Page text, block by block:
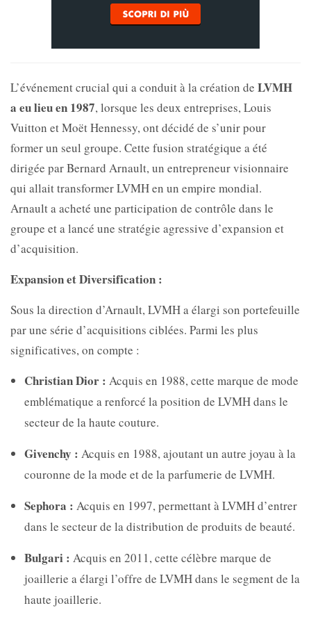
L’événement crucial qui a conduit à la création de LVMH
a eu lieu en 1987, lorsque les deux entreprises, Louis
Vuitton et Moët Hennessy, ont décidé de s’unir pour
former un seul groupe. Cette fusion stratégique a été
dirigée par Bernard Arnault, un entrepreneur visionnaire
qui allait transformer LVMH en un empire mondial.
Arnault a acheté une participation de contrôle dans le
groupe et a lancé une stratégie agressive d’expansion et
d’acquisition.
Expansion et Diversification :
Sous la direction d’Arnault, LVMH a élargi son portefeuille
par une série d’acquisitions ciblées. Parmi les plus
significatives, on compte :
Christian Dior : Acquis en 1988, cette marque de mode
emblématique a renforcé la position de LVMH dans le
secteur de la haute couture.
Givenchy : Acquis en 1988, ajoutant un autre joyau à la
couronne de la mode et de la parfumerie de LVMH.
Sephora : Acquis en 1997, permettant à LVMH d’entrer
dans le secteur de la distribution de produits de beauté.
Bulgari : Acquis en 2011, cette célèbre marque de
joaillerie a élargi l’offre de LVMH dans le segment de la
haute joaillerie.